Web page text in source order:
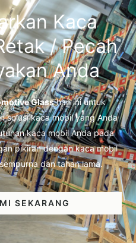
Kaca
/ Pecah
Anda
Glasshari ini untuk
solusi kaca mobil yang Anda
kaca mobil Anda pada
pikiran dengan kaca mobil
dan tahan lama.
SEKARANG